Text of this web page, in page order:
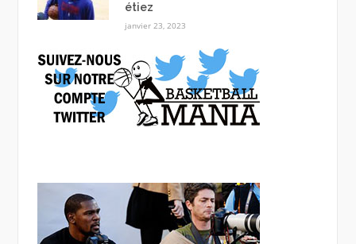
étiez
janvier 23, 2023